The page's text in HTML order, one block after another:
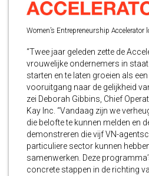
Women’s Entrepreneurship Accelerator
“Twee jaar geleden zette de
vrouwelijke ondernemers in
starten en te laten groeien als
vooruitgang naar de gelijkheid
zei Deborah Gibbins, Chief
Kay Inc. “Vandaag zijn we
die belofte te kunnen melden en
demonstreren die vijf VN-
particuliere sector kunnen
samenwerken. Deze
concrete stappen in de richting